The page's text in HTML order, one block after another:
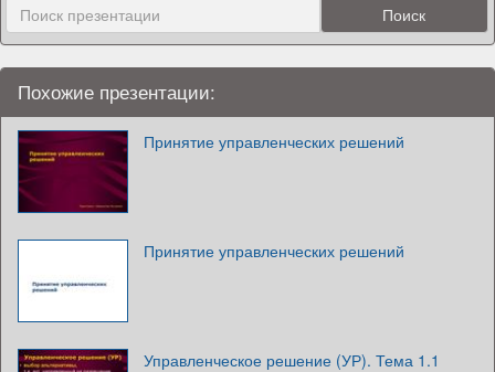
Похожие презентации:
Принятие управленческих решений
Принятие управленческих решений
Управленческое решение (УР). Тема 1.1